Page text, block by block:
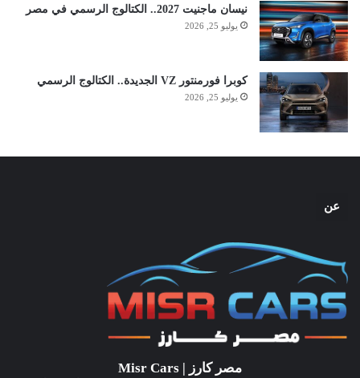
نيسان ماجنيت 2027.. الكتالوج الرسمي في مصر
يوليو 25, 2026
كوبرا فورمنتور VZ الجديدة.. الكتالوج الرسمي
يوليو 25, 2026
عن
مصر كارز | Misr Cars